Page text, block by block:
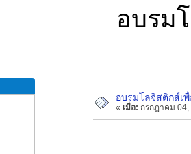
อบรม
อบรมโลจิสติกส์เ
« เมื่อ: กรกฎาคม 04,